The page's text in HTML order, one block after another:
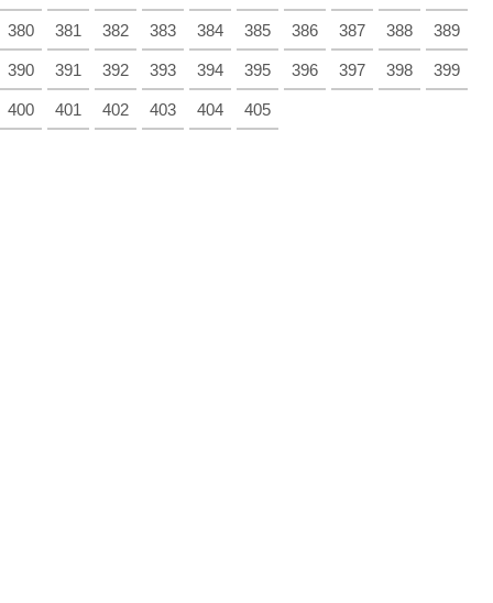
380 381 382 383 384 385 386 387 388 389
390 391 392 393 394 395 396 397 398 399
400 401 402 403 404 405